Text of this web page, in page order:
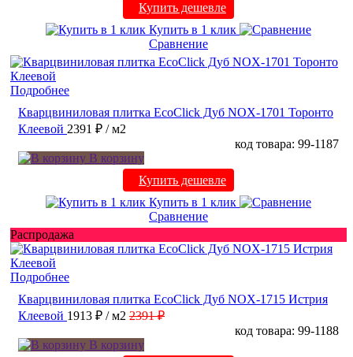
Купить дешевле
Купить в 1 клик
Сравнение
Подробнее
Кварцвиниловая плитка EcoClick Дуб NOX-1701 Торонто
Клеевой 2391 ₽ / м2
код товара: 99-1187
В корзину
Купить дешевле
Купить в 1 клик
Сравнение
Распродажа
Подробнее
Кварцвиниловая плитка EcoClick Дуб NOX-1715 Истрия
Клеевой 1913 ₽ / м2 2391 ₽
код товара: 99-1188
В корзину